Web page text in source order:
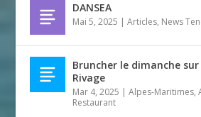
DANSEA
Mai 5, 2025 |Articles, News
Bruncher le dimanche
Rivage
Mar 4, 2025 |Alpes-Maritimes,
Restaurant